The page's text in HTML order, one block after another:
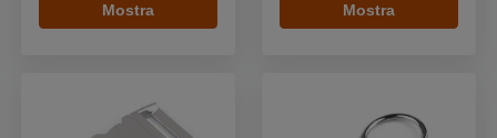
Mostra Mostra